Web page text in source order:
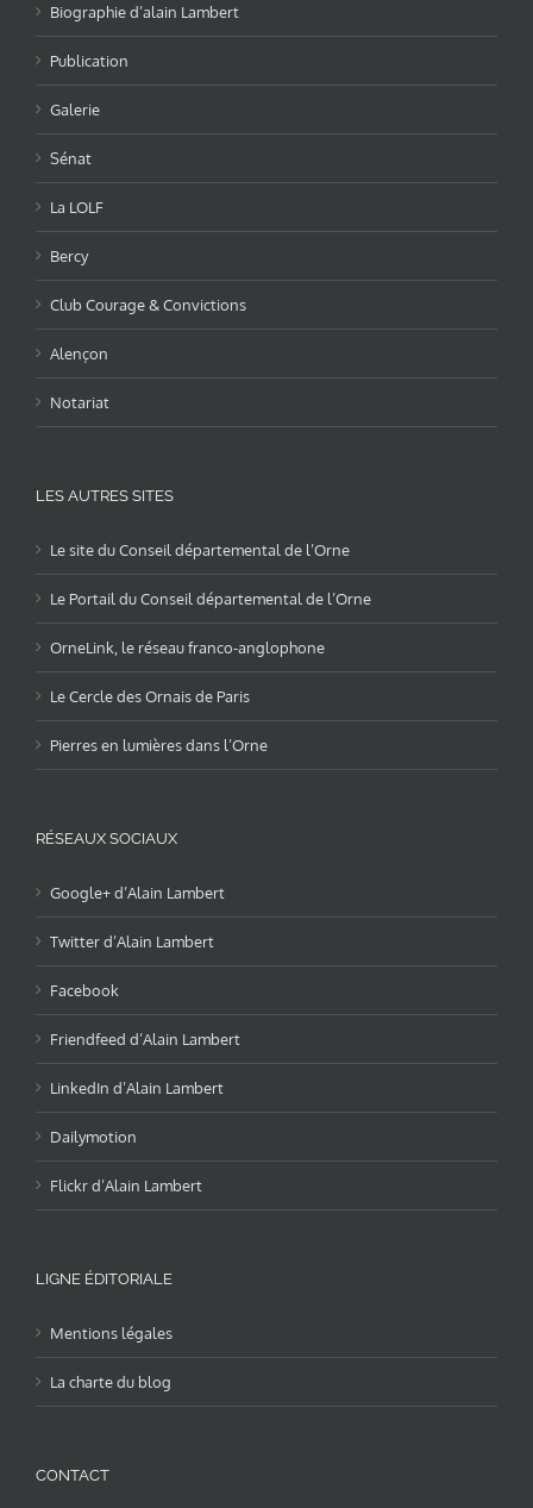
Biographie d’alain Lambert
Publication
Galerie
Sénat
La LOLF
Bercy
Club Courage & Convictions
Alençon
Notariat
LES AUTRES SITES
Le site du Conseil départemental de l’Orne
Le Portail du Conseil départemental de l’Orne
OrneLink, le réseau franco-anglophone
Le Cercle des Ornais de Paris
Pierres en lumières dans l’Orne
RÉSEAUX SOCIAUX
Google+ d’Alain Lambert
Twitter d’Alain Lambert
Facebook
Friendfeed d’Alain Lambert
LinkedIn d’Alain Lambert
Dailymotion
Flickr d’Alain Lambert
LIGNE ÉDITORIALE
Mentions légales
La charte du blog
CONTACT